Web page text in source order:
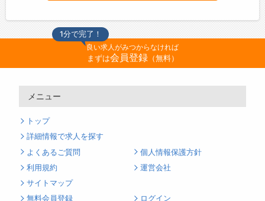
1分で完了！
良い求人がみつからなければ
まずは会員登録（無料）
メニュー
トップ
詳細情報で求人を探す
よくあるご質問
個人情報保護方針
利用規約
運営会社
サイトマップ
無料会員登録
ログイン